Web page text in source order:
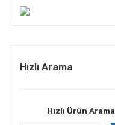
Hızlı Arama
Hızlı Ürün Arama